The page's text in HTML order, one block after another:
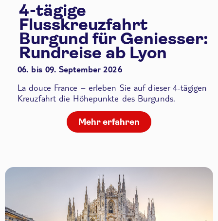
4-tägige
Flusskreuzfahrt
Burgund für Geniesser:
Rundreise ab Lyon
06. bis 09. September 2026
La douce France – erleben Sie auf dieser 4-tägigen
Kreuzfahrt die Höhepunkte des Burgunds.
Mehr erfahren